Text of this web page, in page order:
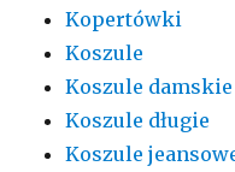
Kopertówki
Koszule
Koszule damskie
Koszule długie
Koszule